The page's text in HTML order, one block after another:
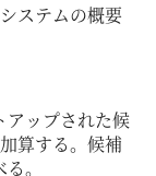
ステムの概要
アップされた候
算する。候補
。